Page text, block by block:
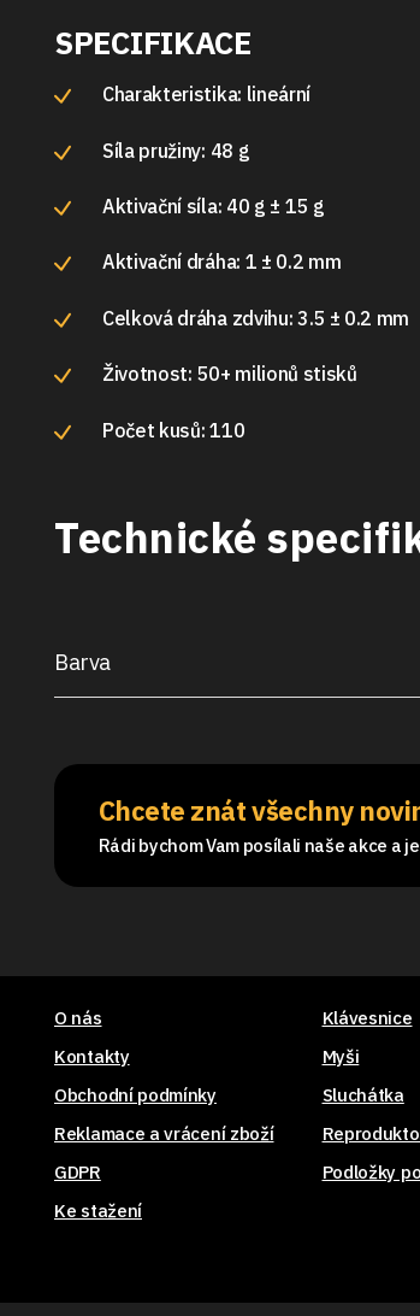
SPECIFIKACE
Charakteristika: lineární
Síla pružiny: 48 g
Aktivační síla: 40 g ± 15 g
Aktivační dráha: 1 ± 0.2 mm
Celková dráha zdvihu: 3.5 ± 0.2 mm
Životnost: 50+ milionů stisků
Počet kusů: 110
Technické
Barva
Chcete znát všechny
Rádi bychom Vam posílali naše akce a
O nás
Kontakty
Obchodní podmínky
Reklamace a vrácení zboží
GDPR
Ke stažení
Klávesnice
Myši
Sluchátka
Podložky